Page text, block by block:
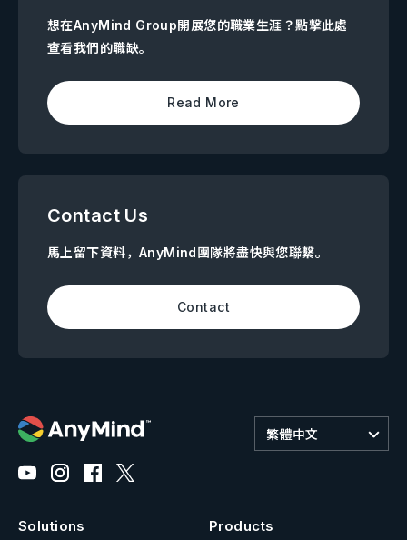
想在AnyMind Group開展您的職業生涯？點擊此處
查看我們的職缺。
Read More
Contact Us
馬上留下資料，AnyMind團隊將盡快與您聯繫。
Contact
繁體中文
Solutions Products